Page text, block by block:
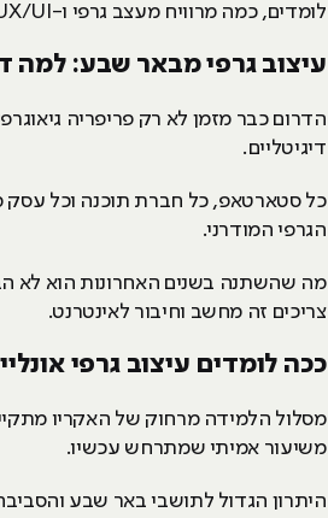
לומדים, כמה מרוויח מעצב גרפי ו-UX/UI בישראל, ואיך עושים את הצעד הראשון מהדרום.
עיצוב גרפי מבאר שבע: למה
הדרום כבר מזמן לא רק פריפריה
דיגיטליים.
כל סטארטאפ, כל חברת תוכנה וכל עסק
הגרפי המודרני.
מה שהשתנה בשנים האחרונות הוא לא
צריכים זה מחשב וחיבור לאינטרנט.
ככה לומדים עיצוב גרפי
מסלול הלמידה מרחוק של האקריו
משיעור אמיתי שמתרחש עכשיו.
היתרון הגדול לתושבי באר שבע